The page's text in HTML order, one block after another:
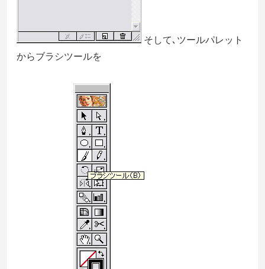
そして､ツールパレット
からブラシツールを